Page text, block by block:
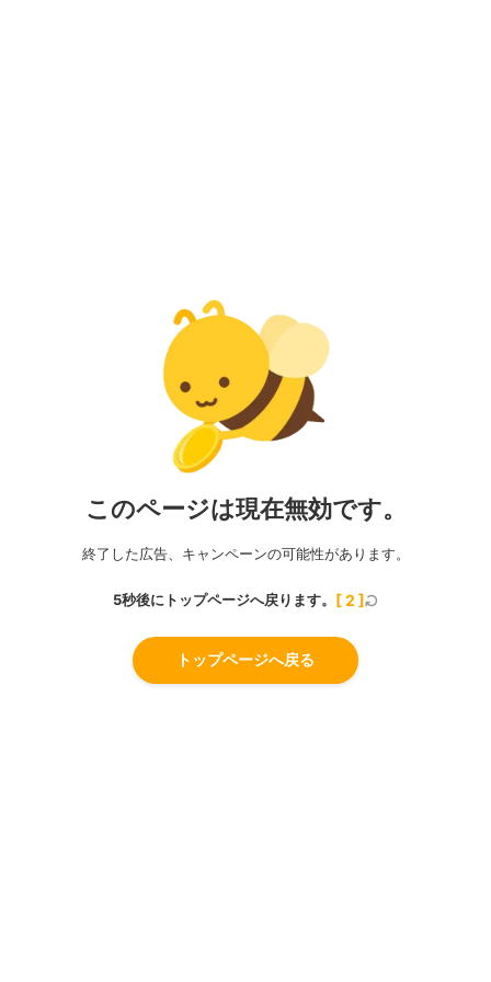
このページは現在無効です。
終了した広告、キャンペーンの可能性があります。
5秒後にトップページへ戻ります。 [2 ]
トップページへ戻る